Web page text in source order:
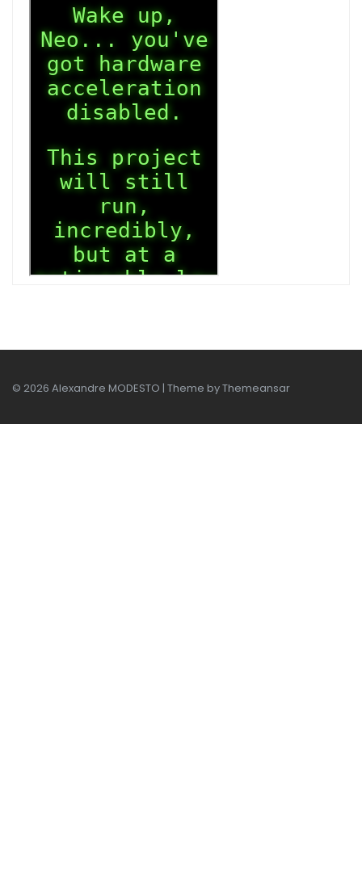
© 2026 Alexandre MODESTO | Theme byThemeansar